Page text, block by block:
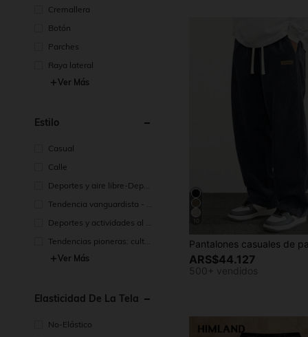
Cremallera
Botón
Parches
Raya lateral
Ver Más
Estilo
Casual
Calle
Deportes y aire libre-Depor
Tendencia vanguardista - e
Deportes y actividades al ai
Tendencias pioneras: cultur
a de pandillas
Ver Más
Elasticidad De La Tela
No-Elástico
ARS$44.127
500+ vendidos